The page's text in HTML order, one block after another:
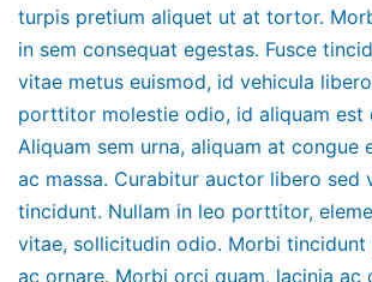
turpis pretium aliquet ut at tortor.
in sem consequat egestas. Fusce
vitae metus euismod, id vehicula
porttitor molestie odio, id aliquam est
Aliquam sem urna, aliquam at congue
ac massa. Curabitur auctor libero sed
tincidunt. Nullam in leo porttitor,
vitae, sollicitudin odio. Morbi tincidunt
ac ornare. Morbi orci quam, lacinia ac